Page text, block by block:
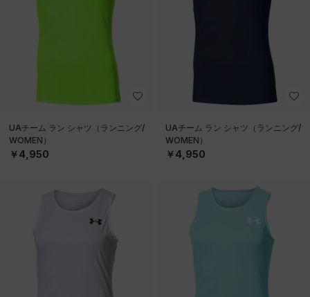
UAチーム ラン シャツ（ランニング/
WOMEN）
￥4,950
UAチーム ラン シャツ（ランニング/
WOMEN）
￥4,950